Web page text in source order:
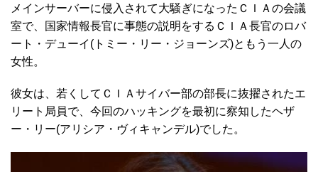
メインサーバーに侵入されて大騒ぎになったＣＩＡの会議
室で、国家情報長官に事態の説明をするＣＩＡ長官のロバ
ート・デューイ(トミー・リー・ジョーンズ)ともう一人の
女性。
彼女は、若くしてＣＩＡサイバー部の部長に抜擢されたエ
リート局員で、今回のハッキングを最初に察知したヘザ
ー・リー(アリシア・ヴィキャンデル)でした。